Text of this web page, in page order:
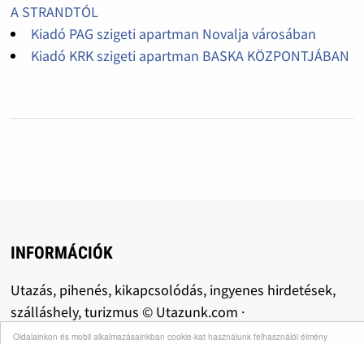
Oldalainkon és mobil alkalmazásainkban cookie-kat használunk felhasználói élmény
A STRANDTÓL
Kiadó PAG szigeti apartman Novalja városában
Kiadó KRK szigeti apartman BASKA KÖZPONTJÁBAN
INFORMÁCIÓK
Utazás, pihenés, kikapcsolódás, ingyenes hirdetések,
szálláshely, turizmus © Utazunk.com ·